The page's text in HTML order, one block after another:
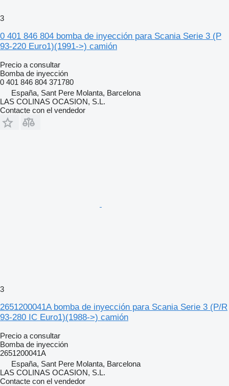
3
0 401 846 804 bomba de inyección para Scania Serie 3 (P
93-220 Euro1)(1991->) camión
Precio a consultar
Bomba de inyección
0 401 846 804 371780
España, Sant Pere Molanta, Barcelona
LAS COLINAS OCASION, S.L.
Contacte con el vendedor
3
2651200041A bomba de inyección para Scania Serie 3 (P/R
93-280 IC Euro1)(1988->) camión
Precio a consultar
Bomba de inyección
2651200041A
España, Sant Pere Molanta, Barcelona
LAS COLINAS OCASION, S.L.
Contacte con el vendedor